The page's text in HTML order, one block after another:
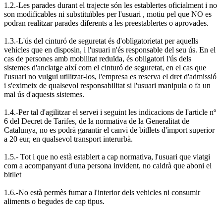
1.2.-Les parades durant el trajecte són les establertes oficialment i no
son modificables ni substituïbles per l'usuari , motiu pel que NO es
podran realitzar parades diferents a les preestablertes o aprovades.
1.3.-L'ús del cinturó de seguretat és d'obligatorietat per aquells
vehicles que en disposin, i l'usuari n'és responsable del seu ús. En el
cas de persones amb mobilitat reduïda, és obligatori l'ús dels
sistemes d'anclatge així com el cinturó de seguretat, en el cas que
l'usuari no vulgui utilitzar-los, l'empresa es reserva el dret d'admissió
i s'eximeix de qualsevol responsabilitat si l'usuari manipula o fa un
mal ús d'aquests sistemes.
1.4.-Per tal d'agilitzar el servei i seguint les indicacions de l'article nº
6 del Decret de Tarifes, de la normativa de la Generalitat de
Catalunya, no es podrà garantir el canvi de bitllets d'import superior
a 20 eur, en qualsevol transport interurbà.
1.5.- Tot i que no està establert a cap normativa, l'usuari que viatgi
com a acompanyant d'una persona invident, no caldrà que aboni el
bitllet
1.6.-No està permès fumar a l'interior dels vehicles ni consumir
aliments o begudes de cap tipus.